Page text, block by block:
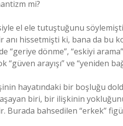
mi?
el ele tutuştuğunu
anı hissetmişti ki, bana da bu
“geriye dönme”, “eskiyi
arayışı” ve “yeniden
hayatındaki bir boşluğu
biri, bir ilişkinin
Burada bahsedilen “erkek”